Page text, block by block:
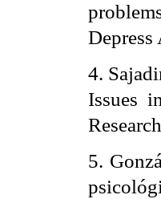
4.
Issues
5.